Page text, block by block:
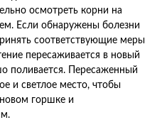
осмотреть корни на
Если обнаружены болезни
соответствующие меры
пересаживается в новый
поливается. Пересаженный
и светлое место, чтобы
горшке и